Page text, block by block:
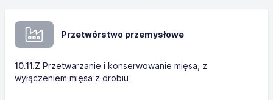
Przetwórstwo przemysłowe
10.11.Z Przetwarzanie i konserwowanie mięsa, z
wyłączeniem mięsa z drobiu